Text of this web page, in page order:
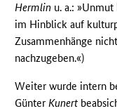
Hermlin u. a.:
im Hinblick auf
Zusammenhänge
nachzugeben.«)
Weiter wurde intern
GünterKunert